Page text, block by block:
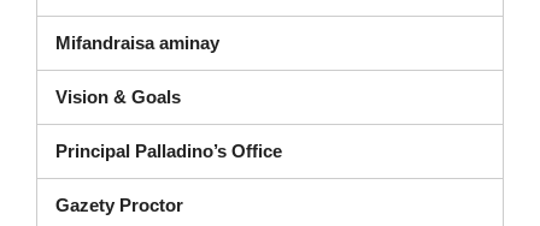
Mifandraisa aminay
Vision & Goals
Principal Palladino’s Office
Gazety Proctor